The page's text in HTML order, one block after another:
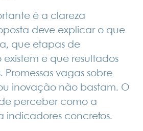
é a clareza
deve explicar o que
que etapas de
e que resultados
Promessas vagas sobre
inovação não bastam. O
perceber como a
indicadores concretos.